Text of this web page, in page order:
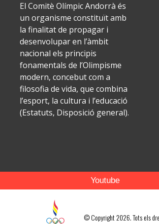
El Comitè Olímpic Andorrà és
un organisme constituït amb
la finalitat de propagar i
desenvolupar en l’àmbit
nacional els principis
fonamentals de l’Olimpisme
modern, concebut com a
filosofia de vida, que combina
l’esport, la cultura i l’educació
(Estatuts, Disposició general).
Youtube
© Copyright 2026. Tots els